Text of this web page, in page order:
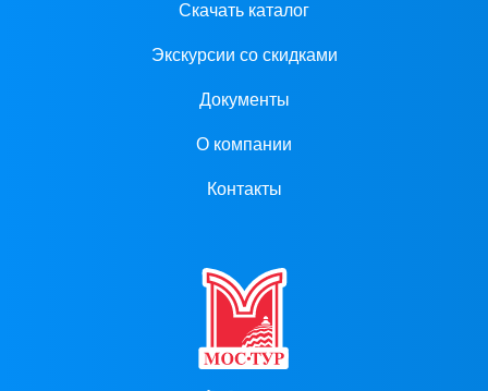
Скачать каталог
Экскурсии со скидками
Документы
О компании
Контакты